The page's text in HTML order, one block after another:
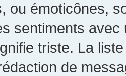
ou émoticônes,
sentiments
triste. La
de